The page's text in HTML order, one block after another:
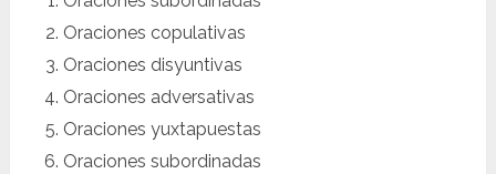
Oraciones copulativas
Oraciones disyuntivas
Oraciones adversativas
Oraciones yuxtapuestas
Oraciones subordinadas